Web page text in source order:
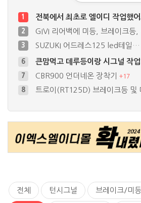
6 큰맘먹고 데루등이랑 시그널 작
7 CBR900 언더네온 장착기 +17
8 트로이(RT125D) 브레이크등 및
4 간단한 언더네온 작업+26
5 세상 하나뿐이 바이크? 가장
1 전북에서 최초로 엘이디 작업했어
2 GIVI 리어백에 미등, 브레이크등
3 SUZUKI 어드레스125 led테일…
전체 턴시그널 브레이크/미등